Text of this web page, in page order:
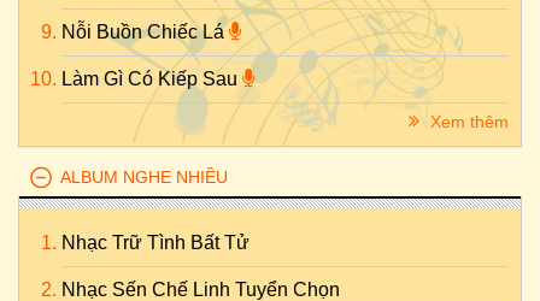
Nỗi Buồn Chiếc Lá
Làm Gì Có Kiếp Sau
Xem thêm
ALBUM NGHE NHIỀU
Nhạc Trữ Tình Bất Tử
Nhạc Sến Chế Linh Tuyển Chọn